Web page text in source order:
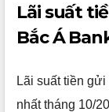
Lãi suất
Bắc Á
Lãi suất tiền
nhất tháng 10/